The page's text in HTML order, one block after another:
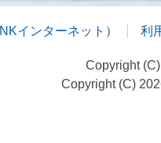
インターネット ） 利
Copyright
Copyright (C)